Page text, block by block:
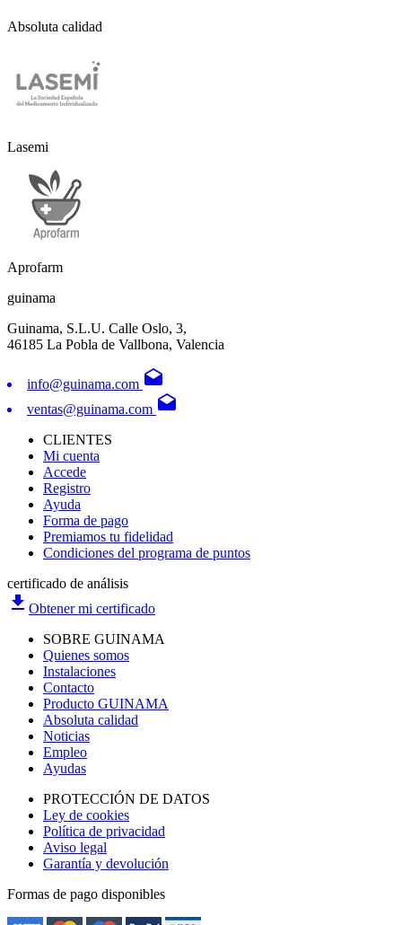
Absoluta calidad
Lasemi
Aprofarm
guinama
Guinama, S.L.U. Calle Oslo, 3,
46185 La Pobla de Vallbona, Valencia
info@guinama.com drafts
ventas@guinama.com drafts
CLIENTES
Mi cuenta
Accede
Registro
Ayuda
Forma de pago
Premiamos tu fidelidad
Condiciones del programa de puntos
certificado de análisis
file_download Obtener mi certificado
SOBRE GUINAMA
Quienes somos
Instalaciones
Contacto
Producto GUINAMA
Absoluta calidad
Noticias
Empleo
Ayudas
PROTECCIÓN DE DATOS
Ley de cookies
Política de privacidad
Aviso legal
Garantía y devolución
Formas de pago disponibles